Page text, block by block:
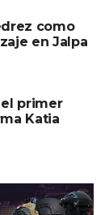
como
en Jalpa
el primer
Katia